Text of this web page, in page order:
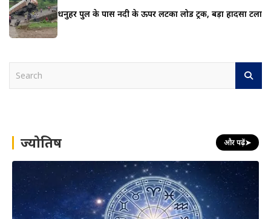
धनुहर पुल के पास नदी के ऊपर लटका लोड ट्रक, बड़ा हादसा टला
h ज्योतिष और पढ़ें➤